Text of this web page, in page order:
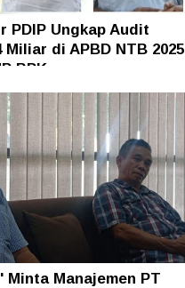
PDIP Ungkap Audit
Miliar di APBD NTB 2025
BPK
Minta Manajemen PT